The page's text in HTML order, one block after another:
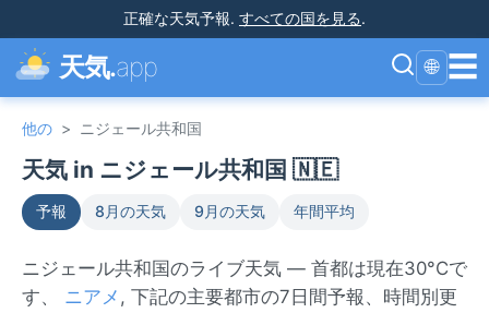
正確な天気予報. すべての国を見る.
天気.app 🌐 ☰
他の > ニジェール共和国
天気 in ニジェール共和国 🇳🇪
予報 8月の天気 9月の天気 年間平均
ニジェール共和国のライブ天気 — 首都は現在30°Cで
す、 ニアメ , 下記の主要都市の7日間予報、時間別更